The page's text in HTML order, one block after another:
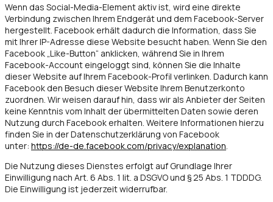
Wenn das Social-Media-Element aktiv ist, wird eine direkte
Verbindung zwischen Ihrem Endgerät und dem Facebook-Server
hergestellt. Facebook erhält dadurch die Information, dass Sie
mit Ihrer IP-Adresse diese Website besucht haben. Wenn Sie den
Facebook „Like-Button“ anklicken, während Sie in Ihrem
Facebook-Account eingeloggt sind, können Sie die Inhalte
dieser Website auf Ihrem Facebook-Profil verlinken. Dadurch kann
Facebook den Besuch dieser Website Ihrem Benutzerkonto
zuordnen. Wir weisen darauf hin, dass wir als Anbieter der Seiten
keine Kenntnis vom Inhalt der übermittelten Daten sowie deren
Nutzung durch Facebook erhalten. Weitere Informationen hierzu
finden Sie in der Datenschutzerklärung von Facebook
unter: https://de-de.facebook.com/privacy/explanation
Die Nutzung dieses Dienstes erfolgt auf Grundlage Ihrer
Einwilligung nach Art. 6 Abs. 1 lit. a DSGVO und § 25 Abs. 1 TDDDG.
Die Einwilligung ist jederzeit widerrufbar.